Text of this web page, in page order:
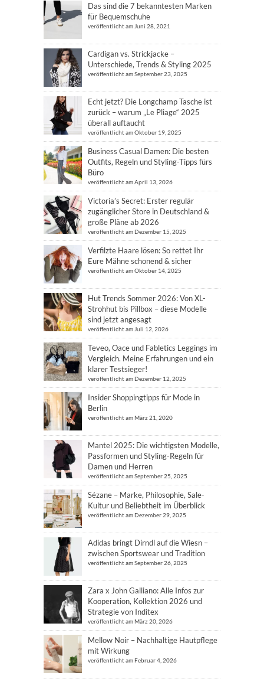
Das sind die 7 bekanntesten Marken
für Bequemschuhe
veröffentlicht am Juni 28, 2021
Cardigan vs. Strickjacke –
Unterschiede, Trends & Styling 2025
veröffentlicht am September 23, 2025
Echt jetzt? Die Longchamp Tasche ist
zurück – warum „Le Pliage“ 2025
überall auftaucht
veröffentlicht am Oktober 19, 2025
Business Casual Damen: Die besten
Outfits, Regeln und Styling-Tipps fürs
Büro
veröffentlicht am April 13, 2026
Victoria’s Secret: Erster regulär
zugänglicher Store in Deutschland &
große Pläne ab 2026
veröffentlicht am Dezember 15, 2025
Verfilzte Haare lösen: So rettet Ihr
Eure Mähne schonend & sicher
veröffentlicht am Oktober 14, 2025
Hut Trends Sommer 2026: Von XL-
Strohhut bis Pillbox – diese Modelle
sind jetzt angesagt
veröffentlicht am Juli 12, 2026
Teveo, Oace und Fabletics Leggings im
Vergleich. Meine Erfahrungen und ein
klarer Testsieger!
veröffentlicht am Dezember 12, 2025
Insider Shoppingtipps für Mode in
Berlin
veröffentlicht am März 21, 2020
Mantel 2025: Die wichtigsten Modelle,
Passformen und Styling-Regeln für
Damen und Herren
veröffentlicht am September 25, 2025
Sézane – Marke, Philosophie, Sale-
Kultur und Beliebtheit im Überblick
veröffentlicht am Dezember 29, 2025
Adidas bringt Dirndl auf die Wiesn –
zwischen Sportswear und Tradition
veröffentlicht am September 26, 2025
Zara x John Galliano: Alle Infos zur
Kooperation, Kollektion 2026 und
Strategie von Inditex
veröffentlicht am März 20, 2026
Mellow Noir – Nachhaltige Hautpflege
mit Wirkung
veröffentlicht am Februar 4, 2026